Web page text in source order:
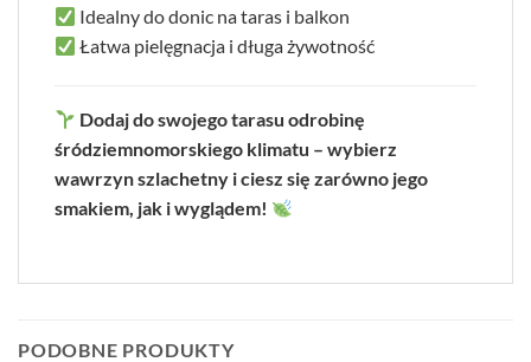
Idealny do donic na taras i balkon
Łatwa pielęgnacja i długa żywotność
Dodaj do swojego tarasu odrobinę
śródziemnomorskiego klimatu – wybierz
wawrzyn szlachetny i ciesz się zarówno jego
smakiem, jak i wyglądem!
PODOBNE PRODUKTY